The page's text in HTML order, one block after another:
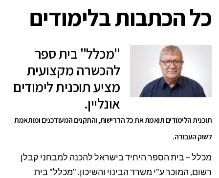
כל הכתבות בלימודים
"מכלל" בית ספר
להכשרה מקצועית
מציע תוכנית לימודים
אונליין.
תוכנית הלימודים תואמת את כל הדרישות, והתקנים המעודכנים ומותאמת
לשוק העבודה.
מכלל – בית הספר היחיד בישראל להכנה למבחני קבלן
רשום, המוכר ע"י משרד הבינוי והשיכון. "מכלל" בית